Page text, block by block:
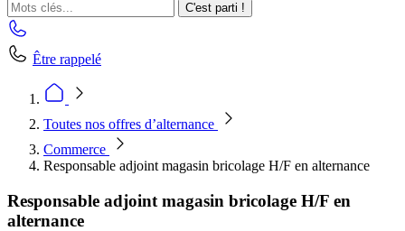
C'est parti !
Être rappelé
Toutes nos offres d’alternance
Commerce
Responsable adjoint magasin bricolage H/F en alternance
Responsable adjoint magasin bricolage H/F en
alternance